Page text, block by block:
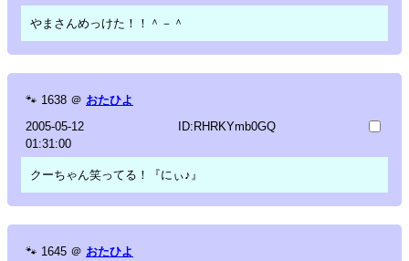
やまさんめっけた！！＾－＾
🐾 1638 ＠ おたひよ
2005-05-12
01:31:00
ID:RHRKYmb0GQ
クーちゃん笑ってる！『にぃ♪』
🐾 1645 ＠ おたひよ